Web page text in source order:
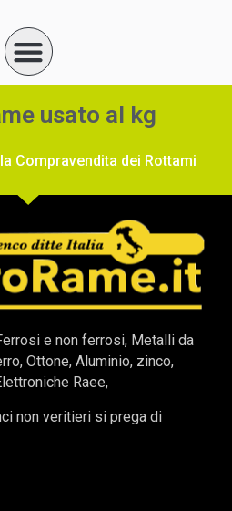
usato al kg
Compravendita dei Rottami
e non ferrosi, Metalli da
Ottone, Aluminio, zinco,
Raee,
non veritieri si prega di